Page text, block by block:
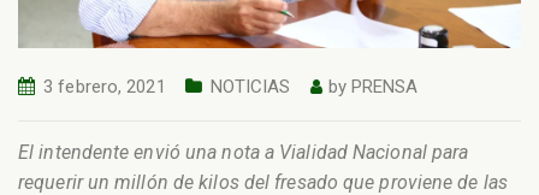
3 febrero, 2021 NOTICIAS by PRENSA
El intendente envió una nota a Vialidad Nacional para
requerir un millón de kilos del fresado que proviene de las